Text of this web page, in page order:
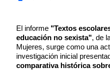
El informe "Textos
educación no sexista", de
Mujeres, surge como una
investigación inicial
comparativa histórica